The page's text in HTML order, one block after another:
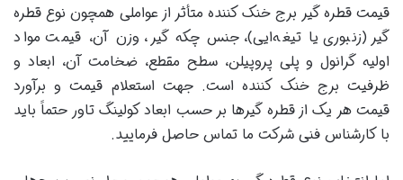
قیمت قطره گیر برج خنک کننده متأثر از عواملی همچون نوع قطره
گیر (زنبوری یا تیغه‌ایی)، جنس چکه گیر، وزن آن، قیمت مواد
اولیه گرانول و پلی پروپیلن، سطح مقطع، ضخامت آن، ابعاد و
ظرفیت برج خنک کننده است. جهت استعلام قیمت و برآورد
قیمت هر یک از قطره گیرها بر حسب ابعاد کولینگ تاور حتماً باید
با کارشناس فنی شرکت ما تماس حاصل فرمایید.